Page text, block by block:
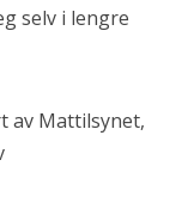
selv i lengre
av Mattilsynet,